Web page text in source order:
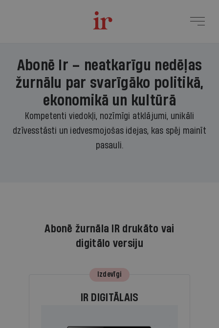
Abonē Ir – neatkarīgu nedēļas
žurnālu par svarīgāko politikā,
ekonomikā un kultūrā
Kompetenti viedokļi, nozīmīgi atklājumi, unikāli
dzīvesstāsti un iedvesmojošas idejas, kas spēj mainīt
pasauli.
Abonē žurnāla IR drukāto vai
digitālo versiju
Izdevīgi
IR DIGITĀLAIS